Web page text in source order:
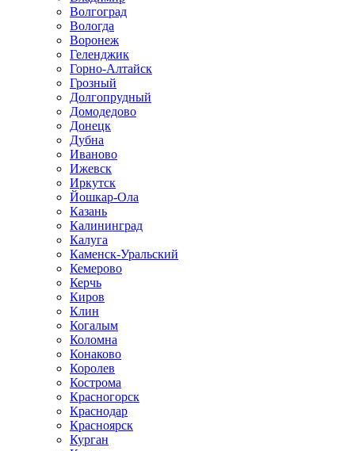
Волгоград
Вологда
Воронеж
Геленджик
Горно-Алтайск
Грозный
Долгопрудный
Домодедово
Донецк
Дубна
Иваново
Ижевск
Иркутск
Йошкар-Ола
Казань
Калининград
Калуга
Каменск-Уральский
Кемерово
Керчь
Киров
Клин
Когалым
Коломна
Конаково
Королев
Кострома
Красногорск
Краснодар
Красноярск
Курган